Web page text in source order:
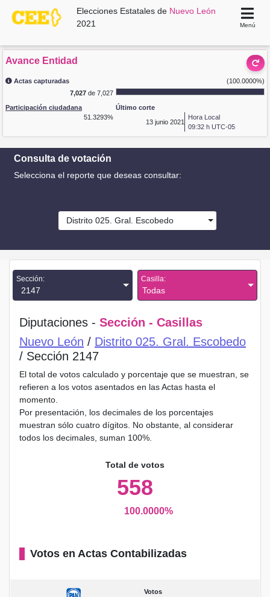
Elecciones Estatales de Nuevo León
2021
Menú
Avance Entidad
Actas capturadas
(100.0000%)
7,027de 7,027
Participación ciudadana
51.3293%
Último corte
13 junio 2021
Hora Local
09:32 h UTC-05
Consulta de votación
Selecciona el reporte que deseas consultar:
Distrito 025. Gral. Escobedo
Sección:
2147
Casilla:
Todas
Diputaciones - Sección - Casillas
Nuevo León / Distrito 025. Gral. Escobedo
/ Sección 2147
El total de votos calculado y porcentaje que se muestran, se
refieren a los votos asentados en las Actas hasta el
momento.
Por presentación, los decimales de los porcentajes
muestran sólo cuatro dígitos. No obstante, al considerar
todos los decimales, suman 100%.
Total de votos
558
100.0000%
Votos en Actas Contabilizadas
Votos